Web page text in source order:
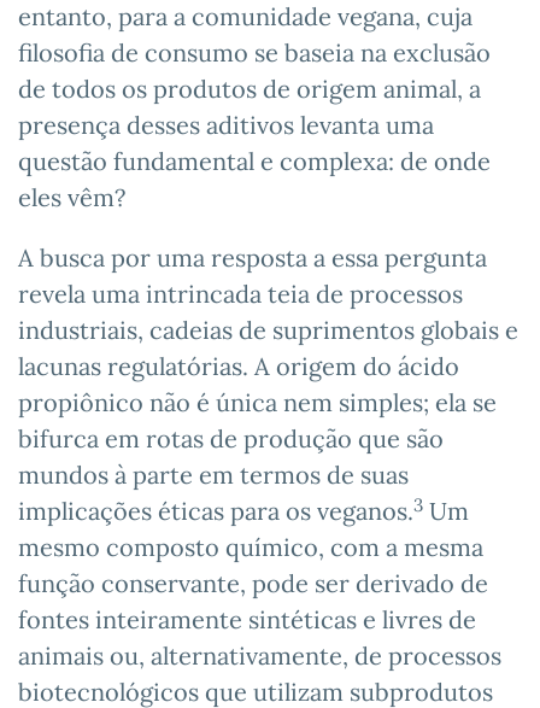
entanto, para a comunidade vegana, cuja
filosofia de consumo se baseia na exclusão
de todos os produtos de origem animal, a
presença desses aditivos levanta uma
questão fundamental e complexa: de onde
eles vêm?
A busca por uma resposta a essa pergunta
revela uma intrincada teia de processos
industriais, cadeias de suprimentos globais e
lacunas regulatórias. A origem do ácido
propiônico não é única nem simples; ela se
bifurca em rotas de produção que são
mundos à parte em termos de suas
implicações éticas para os veganos.3 Um
mesmo composto químico, com a mesma
função conservante, pode ser derivado de
fontes inteiramente sintéticas e livres de
animais ou, alternativamente, de processos
biotecnológicos que utilizam subprodutos